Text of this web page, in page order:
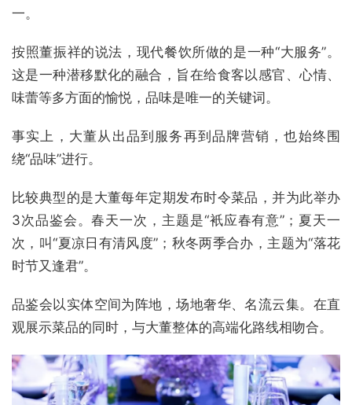
一。
按照董振祥的说法，现代餐饮所做的是一种“大服务”。
这是一种潜移默化的融合，旨在给食客以感官、心情、
味蕾等多方面的愉悦，品味是唯一的关键词。
事实上，大董从出品到服务再到品牌营销，也始终围
绕“品味”进行。
比较典型的是大董每年定期发布时令菜品，并为此举办
3次品鉴会。春天一次，主题是“衹应春有意”；夏天一
次，叫“夏凉日有清风度”；秋冬两季合办，主题为“落花
时节又逢君”。
品鉴会以实体空间为阵地，场地奢华、名流云集。在直
观展示菜品的同时，与大董整体的高端化路线相吻合。